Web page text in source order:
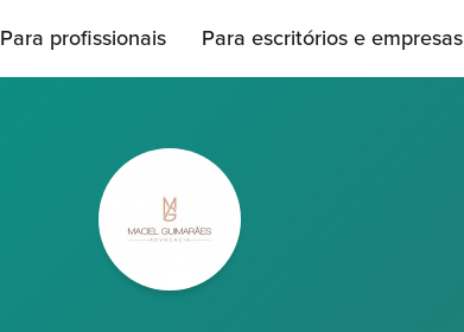
Para profissionais Para escritórios e empresas